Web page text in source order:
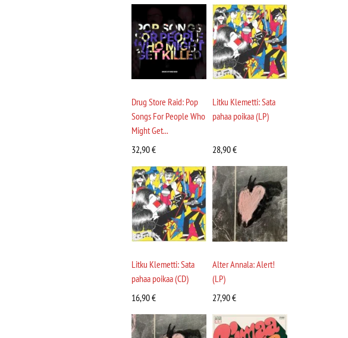
Drug Store Raid: Pop
Songs For People Who
Might Get...
32,90€
Litku Klemetti: Sata
pahaa poikaa (LP)
28,90€
Litku Klemetti: Sata
pahaa poikaa (CD)
16,90€
Alter Annala: Alert!
(LP)
27,90€